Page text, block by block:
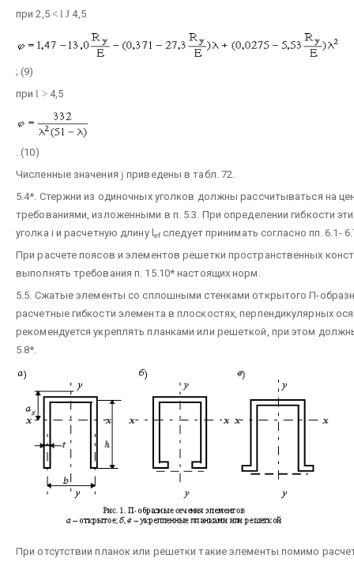
при 2,5 < l Ј 4,5
; (9)
приl >4,5
. (10)
Численные значения j приведены в табл. 72.
5.4*. Стержни из одиночных уголков должны рассчитываться на
требованиями, изложенными в п. 5.3. При определении гибкости
уголка i и расчетную длину lefследует принимать согласно пп. 6.1-
При расчете поясов и элементов решетки пространственных
выполнять требования п. 15.10* настоящих норм.
5.5. Сжатые элементы со сплошными стенками открытого П-
расчетные гибкости элемента в плоскостях, перпендикулярных
рекомендуется укреплять планками или решеткой, при этом
5.8*.
При отсутствии планок или решетки такие элементы помимо